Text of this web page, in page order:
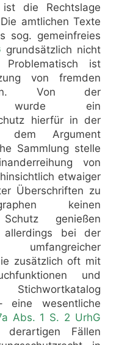
ist die Rechtslage
amtlichen Texte
sog. gemeinfreies
grundsätzlich nicht
Problematisch ist
von fremden
Von der
wurde ein
hierfür in der
dem Argument
Sammlung stelle
von
etwaiger
Überschriften zu
keinen
Schutz genießen
bei der
zusätzlich oft mit
und
eine wesentliche
Abs. 1 S. 2 UrhG
Fällen